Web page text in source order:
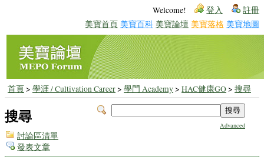
Welcome! 登入 註冊
美寶首頁 美寶百科 美寶論壇 美寶落格 美寶地圖
首頁> 學涯 / Cultivation Career> 學門 Academy> HAC健康GO> 搜尋
Advanced
搜尋
討論區清單
發表文章